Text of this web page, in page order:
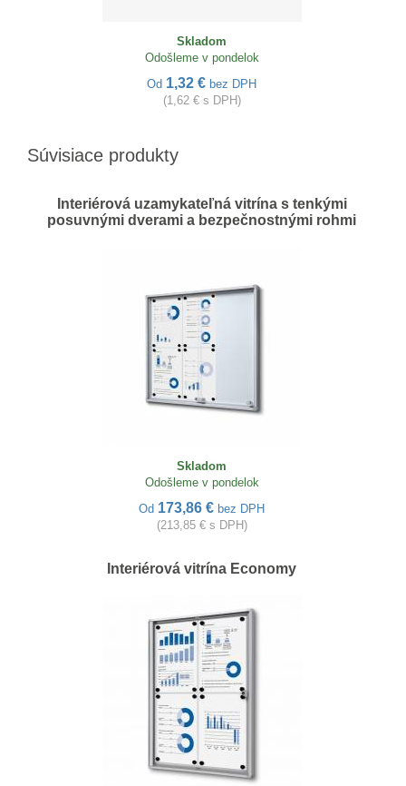
Skladom
Odošleme v pondelok
Od 1,32 € bez DPH
(1,62 € s DPH)
Súvisiace produkty
Interiérová uzamykateľná vitrína s tenkými
posuvnými dverami a bezpečnostnými rohmi
Skladom
Odošleme v pondelok
Od 173,86 € bez DPH
(213,85 € s DPH)
Interiérová vitrína Economy